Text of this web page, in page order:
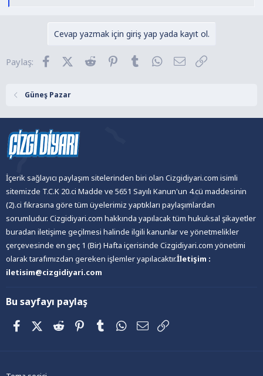
e
Cevap yazmak için giriş yap yada kayıt ol.
Paylaş: FacebookX (Twitter)
Reddit Pinterest
Tumblr WhatsApp
E-posta
Güneş Pazar
İçerik sağlayıcı paylaşım sitelerinden biri olan Cizgidiyari.com isimli
sitemizde T.C.K 20.ci Madde ve 5651 Sayılı Kanun'un 4.cü maddesinin
(2).ci fıkrasına göre tüm üyelerimiz yaptıkları paylaşımlardan
sorumludur. Cizgidiyari.com hakkında yapılacak tüm hukuksal şikayetler
buradan iletişime geçilmesi halinde ilgili kanunlar ve yönetmelikler
çerçevesinde en geç 1 (Bir) Hafta içerisinde Cizgidiyari.com yönetimi
olarak tarafımızdan gereken işlemler yapılacaktır.İletişim :
iletisim@cizgidiyari.com
Bu sayfayı paylaş
FacebookX (Twitter)
Reddit PinterestTumblrWhatsApp
E-posta